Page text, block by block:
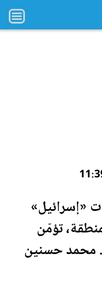
«إسرائيل»
تؤمّن
محمد حسنين